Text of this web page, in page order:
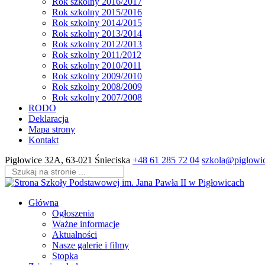
Rok szkolny 2015/2016
Rok szkolny 2014/2015
Rok szkolny 2013/2014
Rok szkolny 2012/2013
Rok szkolny 2011/2012
Rok szkolny 2010/2011
Rok szkolny 2009/2010
Rok szkolny 2008/2009
Rok szkolny 2007/2008
RODO
Deklaracja
Mapa strony
Kontakt
Skip
content
Enter)
Pigłowice 32A, 63-021 Śnieciska +48 61 285 72 04
Główna
Ogłoszenia
Ważne informacje
Aktualności
Nasze galerie i filmy
Stopka